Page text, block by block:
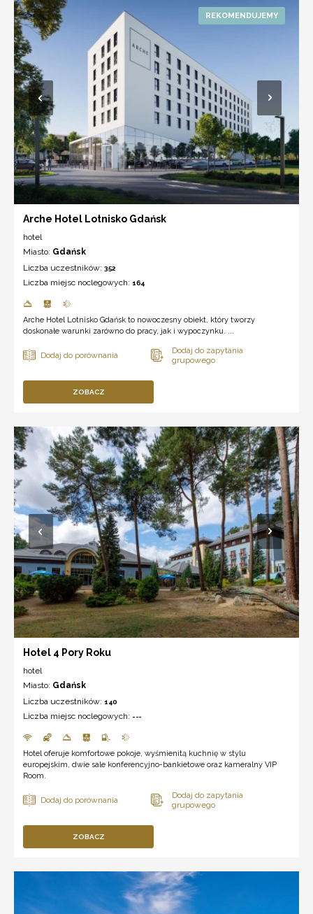
Arche Hotel Lotnisko Gdańsk
hotel
Miasto: Gdańsk
Liczba uczestników: 352
Liczba miejsc noclegowych: 164
Arche Hotel Lotnisko Gdańsk to nowoczesny obiekt, który tworzy
doskonałe warunki zarówno do pracy, jak i wypoczynku. ...
ZOBACZ
Hotel 4 Pory Roku
hotel
Miasto: Gdańsk
Liczba uczestników: 140
Liczba miejsc noclegowych: ---
Hotel oferuje komfortowe pokoje, wyśmienitą kuchnię w stylu
europejskim, dwie sale konferencyjno-bankietowe oraz kameralny VIP
Room.
ZOBACZ